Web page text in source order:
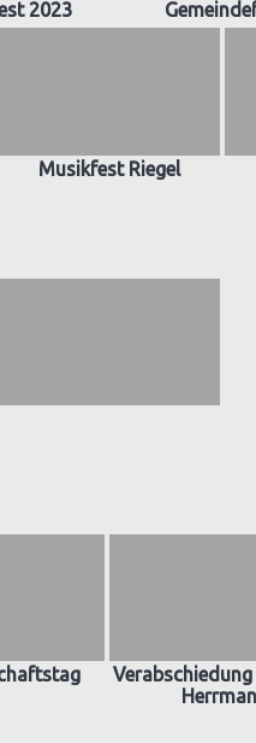
2023
Musikfest Riegel